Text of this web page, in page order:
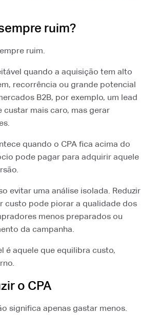
ruim?
ruim.
quando a aquisição tem alto
recorrência ou grande potencial
B2B, por exemplo, um lead
mais caro, mas gerar
quando o CPA fica acima do
pode pagar para adquirir aquele
evitar uma análise isolada. Reduzir
custo pode piorar a qualidade dos
menos preparados ou
da campanha.
é aquele que equilibra custo,
o CPA
significa apenas gastar menos.